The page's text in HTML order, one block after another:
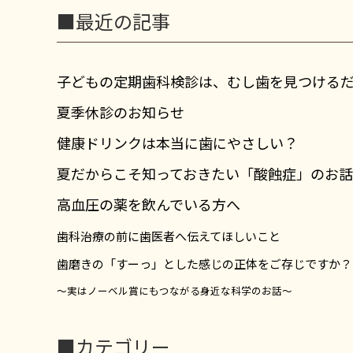
■最近の記事
子どもの定期歯科検診は、むし歯を見つける
夏季休診のお知らせ
健康ドリンクは本当に歯にやさしい？
夏だからこそ知っておきたい「酸蝕症」のお話
高血圧の薬を飲んでいる方へ
歯科治療の前に歯医者へ伝えてほしいこと
歯磨きの「すーっ」とした感じの正体をご存じですか？
～実はノーベル賞にもつながる身近な科学のお話～
■カテゴリー